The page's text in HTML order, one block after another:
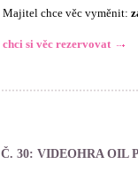
Majitel chce věc vyměnit:
chci si věc rezervovat
Č. 30: VIDEOHRA OIL